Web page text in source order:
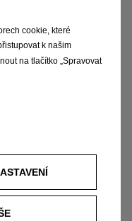
cookie, které
k našim
na tlačítko „Spravovat